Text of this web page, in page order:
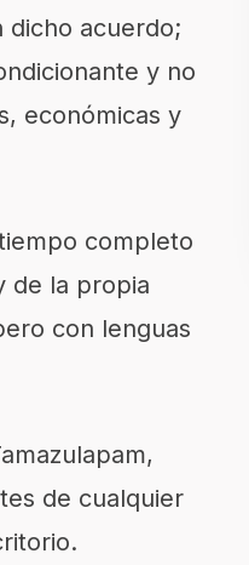
dicho acuerdo;
y no
económicas y
completo
de la propia
con lenguas
de cualquier